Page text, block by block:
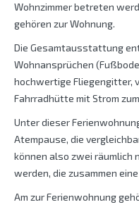
Wohnzimmer betreten
gehören zur Wohnung.
Die Gesamtausstattung
Wohnansprüchen
hochwertige Fliegengitter,
Fahrradhütte mit Strom
Unter dieser
Atempause, die
können also zwei räumlich
werden, die zusammen
Am zur Ferienwohnung